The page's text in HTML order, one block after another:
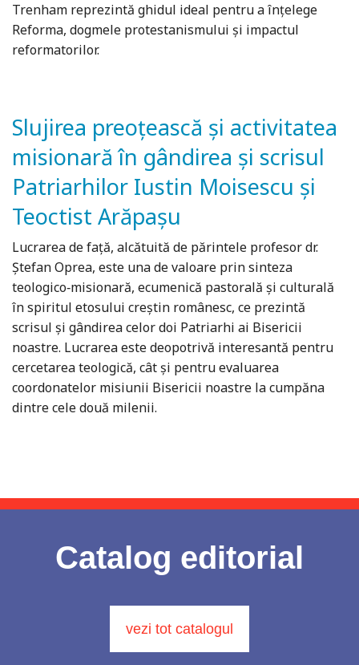
Trenham reprezintă ghidul ideal pentru a înţelege
Reforma, dogmele protestanismului şi impactul
reformatorilor.
Slujirea preoțească și activitatea
misionară în gândirea și scrisul
Patriarhilor Iustin Moisescu și
Teoctist Arăpașu
Lucrarea de față, alcătuită de părintele profesor dr.
Ștefan Oprea, este una de valoare prin sinteza
teologico‐misionară, ecumenică pastorală și culturală
în spiritul etosului creștin românesc, ce prezintă
scrisul și gândirea celor doi Patriarhi ai Bisericii
noastre. Lucrarea este deopotrivă interesantă pentru
cercetarea teologică, cât și pentru evaluarea
coordonatelor misiunii Bisericii noastre la cumpăna
dintre cele două milenii.
Catalog editorial
vezi tot catalogul